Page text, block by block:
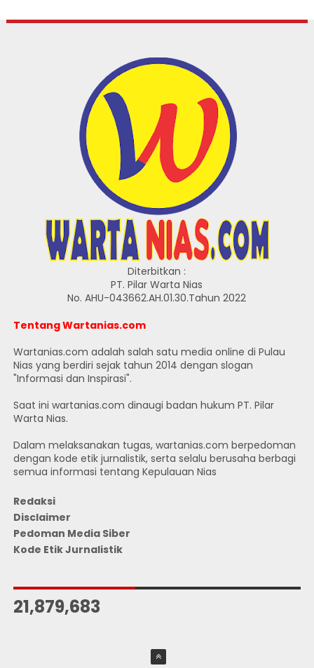
Diterbitkan :
PT. Pilar Warta Nias
No. AHU-043662.AH.01.30.Tahun 2022
Tentang Wartanias.com
Wartanias.com adalah salah satu media online di Pulau
Nias yang berdiri sejak tahun 2014 dengan slogan
"Informasi dan Inspirasi".
Saat ini wartanias.com dinaugi badan hukum PT. Pilar
Warta Nias.
Dalam melaksanakan tugas, wartanias.com berpedoman
dengan kode etik jurnalistik, serta selalu berusaha berbagi
semua informasi tentang Kepulauan Nias
Redaksi
Disclaimer
Pedoman Media Siber
Kode Etik Jurnalistik
21,879,683